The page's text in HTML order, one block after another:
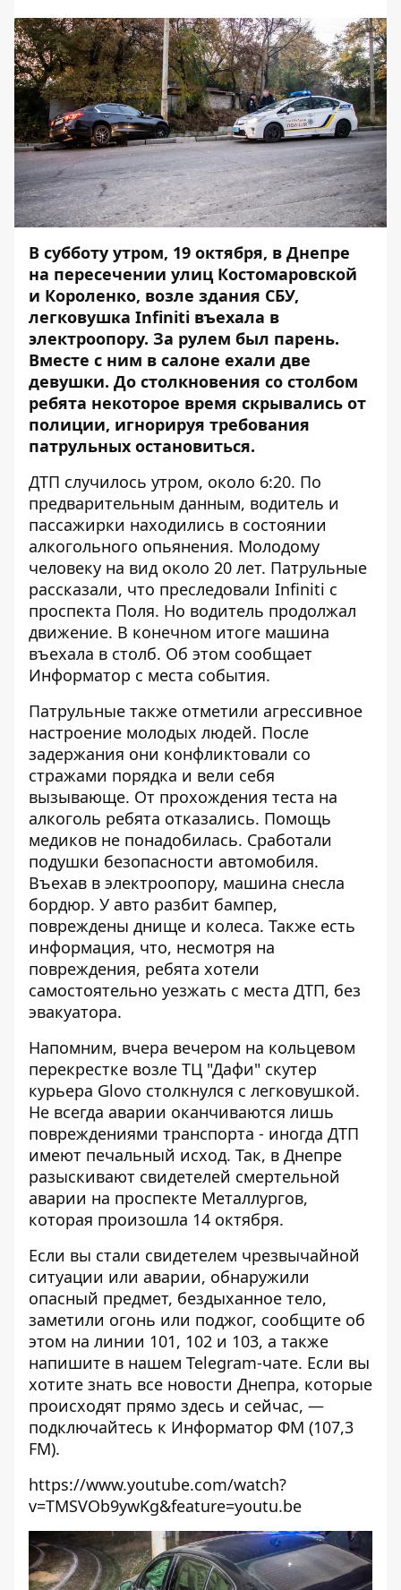
В субботу утром, 19 октября, в Днепре
на пересечении улиц Костомаровской
и Короленко, возле здания СБУ,
легковушка Infiniti въехала в
электроопору. За рулем был парень.
Вместе с ним в салоне ехали две
девушки. До столкновения со столбом
ребята некоторое время скрывались от
полиции, игнорируя требования
патрульных остановиться.
ДТП случилось утром, около 6:20. По
предварительным данным, водитель и
пассажирки находились в состоянии
алкогольного опьянения. Молодому
человеку на вид около 20 лет. Патрульные
рассказали, что преследовали Infiniti с
проспекта Поля. Но водитель продолжал
движение. В конечном итоге машина
въехала в столб. Об этом сообщает
Информатор с места события.
Патрульные также отметили агрессивное
настроение молодых людей. После
задержания они конфликтовали со
стражами порядка и вели себя
вызывающе. От прохождения теста на
алкоголь ребята отказались. Помощь
медиков не понадобилась. Сработали
подушки безопасности автомобиля.
Въехав в электроопору, машина снесла
бордюр. У авто разбит бампер,
повреждены днище и колеса. Также есть
информация, что, несмотря на
повреждения, ребята хотели
самостоятельно уезжать с места ДТП, без
эвакуатора.
Напомним, вчера вечером на кольцевом
перекрестке возле ТЦ "Дафи" скутер
курьера Glovo столкнулся с легковушкой.
Не всегда аварии оканчиваются лишь
повреждениями транспорта - иногда ДТП
имеют печальный исход. Так, в Днепре
разыскивают свидетелей смертельной
аварии на проспекте Металлургов,
которая произошла 14 октября.
Если вы стали свидетелем чрезвычайной
ситуации или аварии, обнаружили
опасный предмет, бездыханное тело,
заметили огонь или поджог, сообщите об
этом на линии 101, 102 и 103, а также
напишите в нашем Telegram-чате. Если вы
хотите знать все новости Днепра, которые
происходят прямо здесь и сейчас, —
подключайтесь к Информатор ФМ (107,3
FM).
https://www.youtube.com/watch?
v=TMSVOb9ywKg&feature=youtu.be